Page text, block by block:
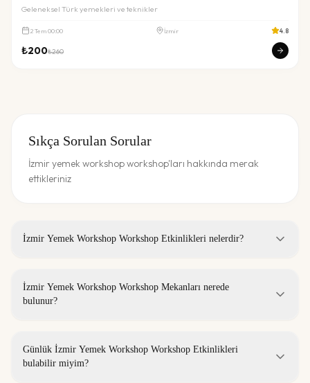
Geleneksel Türk yemekleri ve teknikler
2Tem00:00 İzmir 4.8
₺200₺260
Sıkça Sorulan Sorular
İzmir yemek workshop workshop'ları hakkında merak
ettikleriniz
İzmir Yemek Workshop Workshop Etkinlikleri nelerdir?
İzmir Yemek Workshop Workshop Mekanları nerede
bulunur?
Günlük İzmir Yemek Workshop Workshop Etkinlikleri
bulabilir miyim?